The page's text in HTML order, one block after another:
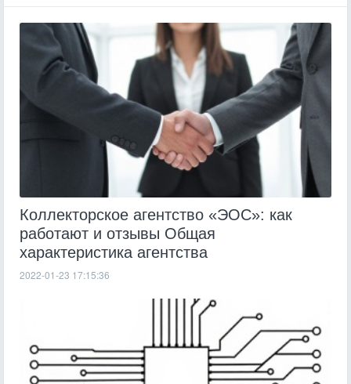
Коллекторское агентство «ЭОС»: как
работают и отзывы Общая
характеристика агентства
2022-01-23 17:15:36